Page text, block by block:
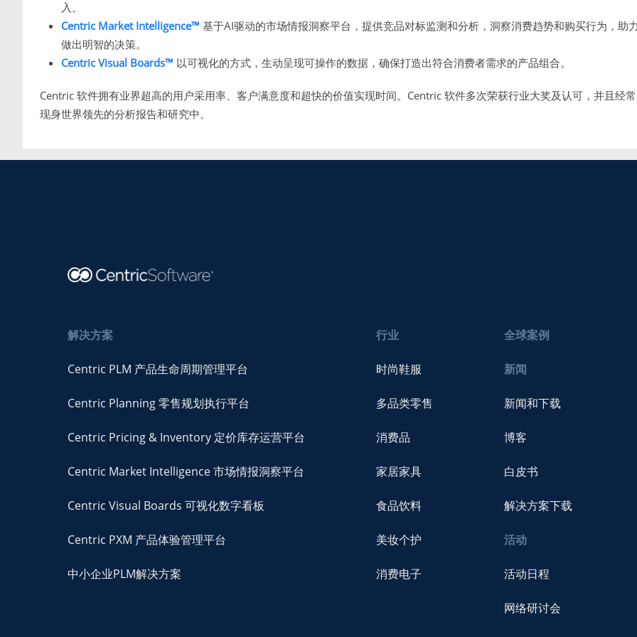
入。
Centric Market Intelligence™ 基于AI驱动的市场情报洞察平台，提供竞品对标监测和分析，洞察消费趋势和购买行为，助
做出明智的决策。
Centric Visual Boards™ 以可视化的方式，生动呈现可操作的数据，确保打造出符合消费者需求的产品组合。
Centric 软件拥有业界超高的用户采用率、客户满意度和超快的价值实现时间。Centric 软件多次荣获行业大奖及认可，并且经常
现身世界领先的分析报告和研究中。
解决方案
Centric PLM 产品生命周期管理平台
Centric Planning 零售规划执行平台
Centric Pricing & Inventory 定价库存运营平台
Centric Market Intelligence 市场情报洞察平台
Centric Visual Boards 可视化数字看板
Centric PXM 产品体验管理平台
中小企业PLM解决方案
行业
时尚鞋服
多品类零售
消费品
家居家具
食品饮料
美妆个护
消费电子
全球案例
新闻
新闻和下载
博客
白皮书
解决方案下载
活动
活动日程
网络研讨会